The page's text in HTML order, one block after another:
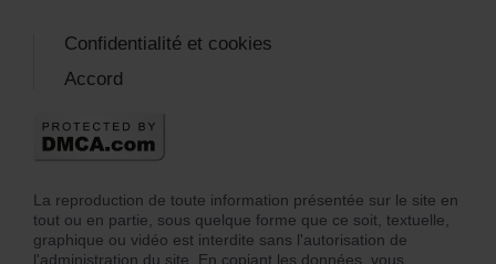
La reproduction de toute information présentée sur le site en
tout ou en partie, sous quelque forme que ce soit, textuelle,
graphique ou vidéo est interdite sans l'autorisation de
l'administration du site. En copiant les données, vous
Confidentialité et cookies
Accord